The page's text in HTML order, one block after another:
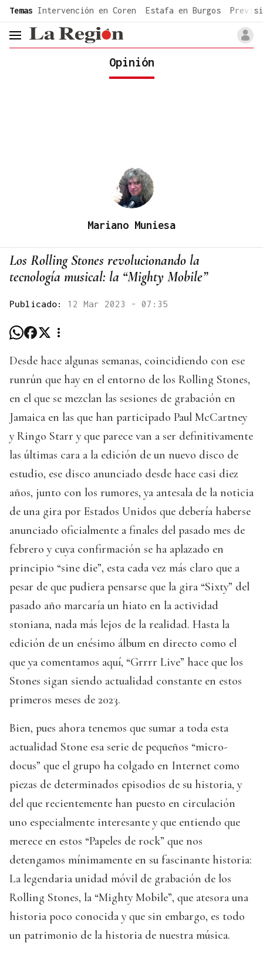
common.go-to-content
Temas Intervención en Coren Estafa en Burgos
header.menu.open
Opinión
Mariano Muniesa
Los Rolling Stones revolucionando la
tecnología musical: la “Mighty Mobile”
Publicado: 12 Mar 2023 - 07:35
Desde hace algunas semanas, coincidiendo con ese
runrún que hay en el entorno de los Rolling Stones,
en el que se mezclan las sesiones de grabación en
Jamaica en las que han participado Paul McCartney
y Ringo Starr y que parece van a ser definitivamente
las últimas cara a la edición de un nuevo disco de
estudio, ese disco anunciado desde hace casi diez
años, junto con los rumores, ya antesala de la noticia
de una gira por Estados Unidos que debería haberse
anunciado oficialmente a finales del pasado mes de
febrero y cuya confirmación se ha aplazado en
principio “sine die”, esta cada vez más claro que a
pesar de que pudiera pensarse que la gira “Sixty” del
pasado año marcaría un hiato en la actividad
stoniana, nada más lejos de la realidad. Hasta la
edición de un enésimo álbum en directo como el
que ya comentamos aquí, “Grrrr Live” hace que los
Stones sigan siendo actualidad constante en estos
primeros meses de 2023.
Bien, pues ahora tenemos que sumar a toda esta
actualidad Stone esa serie de pequeños “micro-
docus” que el grupo ha colgado en Internet como
piezas de determinados episodios de su historia, y
del que recientemente han puesto en circulación
uno especialmente interesante y que entiendo que
merece en estos “Papeles de rock” que nos
detengamos mínimamente en su fascinante historia:
La legendaria unidad móvil de grabación de los
Rolling Stones, la “Mighty Mobile”, que atesora una
historia poco conocida y que sin embargo, es todo
un patrimonio de la historia de nuestra música.